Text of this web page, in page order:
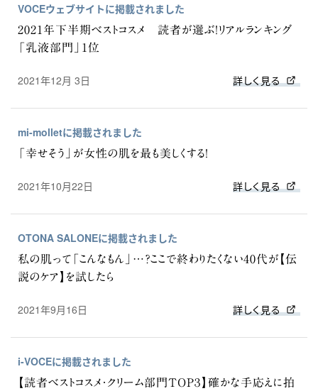
VOCEウェブサイトに掲載されました
2021年下半期ベストコスメ 読者が選ぶ！リアルランキング
「乳液部門」1位
2021年12月 3日 詳しく見る
mi-molletに掲載されました
「幸せそう」が女性の肌を最も美しくする！
2021年10月22日 詳しく見る
OTONA SALONEに掲載されました
私の肌って「こんなもん」…？ここで終わりたくない40代が【伝
説のケア】を試したら
2021年9月16日 詳しく見る
i-VOCEに掲載されました
【読者ベストコスメ・クリーム部門TOP３】確かな手応えに拍